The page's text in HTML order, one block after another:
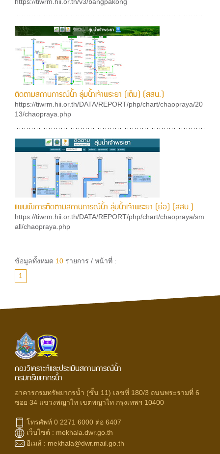
ติดตามสถานการณ์น้ำ ลุ่มน้ำเจ้าพระยา (เต็ม) (สสน.)
https://tiwrm.hii.or.th/DATA/REPORT/php/chart/chaopraya/20
13/chaopraya.php
แผนผังการติดตามสถานการณ์น้ำ ลุ่มน้ำเจ้าพระยา (ย่อ) (สสน.)
https://tiwrm.hii.or.th/DATA/REPORT/php/chart/chaopraya/sm
all/chaopraya.php
ข้อมูลทั้งหมด 10 รายการ / หน้าที่ :
1
กองวิเคราะห์และประเมินสถานการณ์น้ำ
กรมทรัพยากรน้ำ
อาคารกรมทรัพยากรน้ำ (ชั้น 11) เลขที่ 180/3 ถนนพระรามที่ 6
ซอย 34 แขวงพญาไท เขตพญาไท กรุงเทพฯ 10400
โทรศัพท์ 0 2271 6000 ต่อ 6407
เว็บไซต์ : mekhala.dwr.go.th
อีเมล์ : mekhala@dwr.mail.go.th